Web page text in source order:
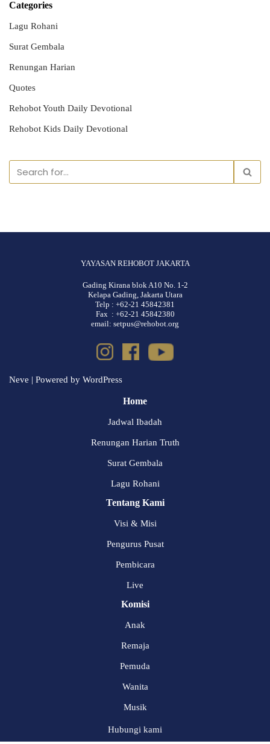
Categories
Lagu Rohani
Surat Gembala
Renungan Harian
Quotes
Rehobot Youth Daily Devotional
Rehobot Kids Daily Devotional
YAYASAN REHOBOT JAKARTA
Gading Kirana blok A10 No. 1-2
Kelapa Gading, Jakarta Utara
Telp : +62-21 45842381
Fax : +62-21 45842380
email: setpus@rehobot.org
Neve | Powered by WordPress
Home
Jadwal Ibadah
Renungan Harian Truth
Surat Gembala
Lagu Rohani
Tentang Kami
Visi & Misi
Pengurus Pusat
Pembicara
Live
Komisi
Anak
Remaja
Pemuda
Wanita
Musik
Hubungi kami